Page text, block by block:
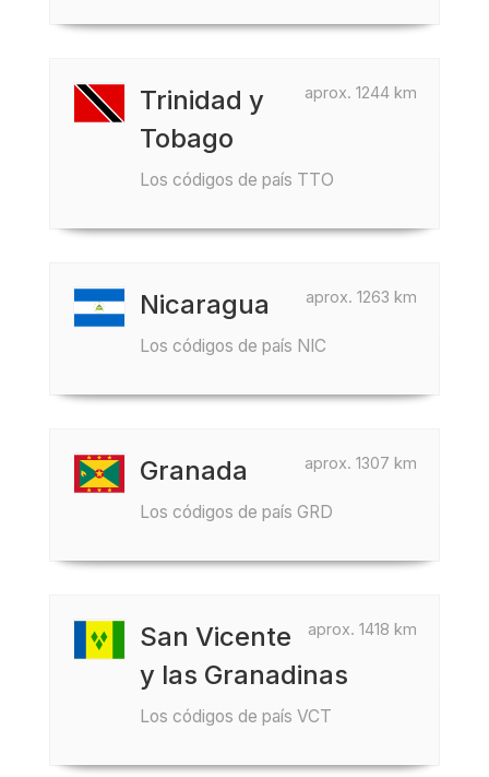
aprox. 1244 km
Trinidad y
Tobago
Los códigos de país TTO
aprox. 1263 km
Nicaragua
Los códigos de país NIC
aprox. 1307 km
Granada
Los códigos de país GRD
aprox. 1418 km
San Vicente
y las Granadinas
Los códigos de país VCT